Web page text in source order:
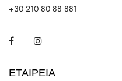
+30 210 80 88 881
Facebook
ΕΤΑΙΡΕΊΑ